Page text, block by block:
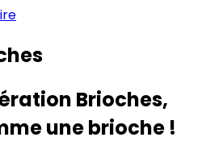
Brioches,
une brioche !